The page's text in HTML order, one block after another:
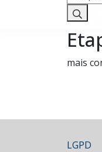
por:
mais
LGPD